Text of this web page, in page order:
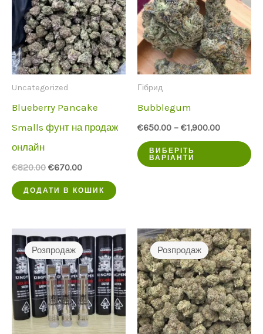
Uncategorized
Blueberry Pancake
Smalls фунт на продаж
онлайн
€820.00 Початкова
була:
€820.00.
€670.00Поточна
€670.00.
ДОДАТИ В КОШИК
Гібрид
Bubblegum
€650.00 – €1,900.00
ВИБЕРІТЬ
ВАРІАНТИ
на
Розпродаж Розпродаж